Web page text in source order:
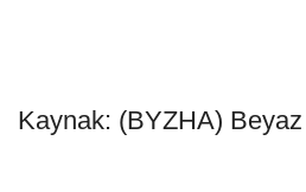
Kaynak: (BYZHA) Beyaz